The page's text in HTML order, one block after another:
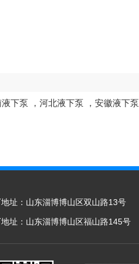
下泵 ， 河北液下泵 ， 安徽液下泵
址：山东淄博博山区双山路13号
地址：山东淄博博山区福山路145号